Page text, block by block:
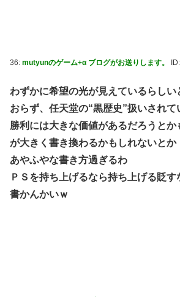
36: mutyunのゲーム+α ブログがお送りします。
わずかに希望の光が見えているらしい
おらず、任天堂の“黒歴史”扱いされて
勝利には大きな価値があるだろうとか
が大きく書き換わるかもしれないとか
あやふやな書き方過ぎるわ
ＰＳを持ち上げるなら持ち上げる貶す
書かんかいｗ